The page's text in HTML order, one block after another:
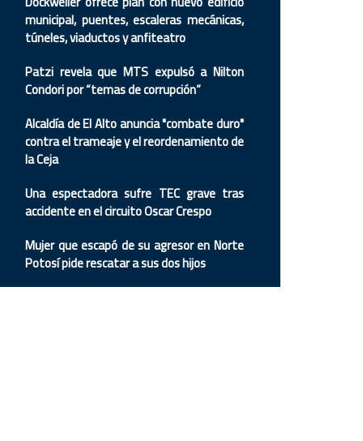
municipal, puentes, escaleras mecánicas,
túneles, viaductos y anfiteatro
Patzi revela que MTS expulsó a Nilton
Condori por “temas de corrupción”
Alcaldía de El Alto anuncia "combate duro"
contra el trameaje y el reordenamiento de
la Ceja
Una espectadora sufre TEC grave tras
accidente en el circuito Oscar Crespo
Mujer que escapó de su agresor en Norte
Potosí pide rescatar a sus dos hijos